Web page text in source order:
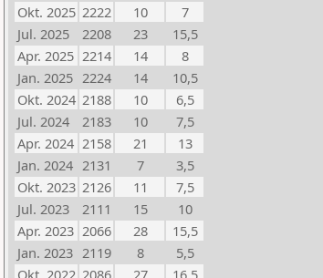
Okt. 2025 2222 10
7
Jul. 2025
2208 23
15,5
Apr. 2025 2214 14
8
Jan. 2025 2224 14
10,5
Okt. 2024 2188 10
6,5
Jul. 2024
2183 10
7,5
Apr. 2024 2158 21
13
Jan. 2024 2131 7
3,5
Okt. 2023 2126 11
7,5
Jul. 2023
2111 15
10
Apr. 2023 2066 28
15,5
Jan. 2023 2119 8
5,5
Okt. 2022 2086 27
16,5